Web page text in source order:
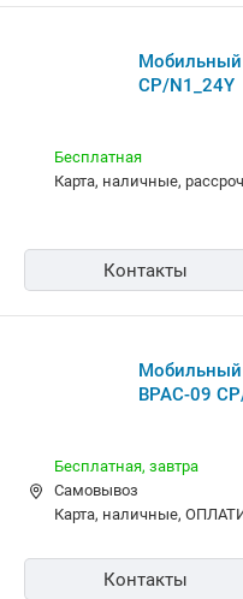
Мобильный
CP/N1_24Y
Бесплатная
карта, наличные,
Контакты
Мобильный
BPAC-09
Бесплатная, завтра
Самовывоз
карта, наличные,
Контакты